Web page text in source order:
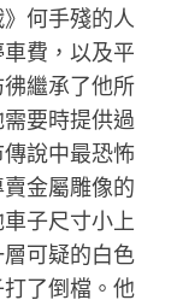
何手殘的人
費，以及平
繼承了他所
要時提供過
說中最恐怖
金屬雕像的
子尺寸小上
可疑的白色
了倒檔。他